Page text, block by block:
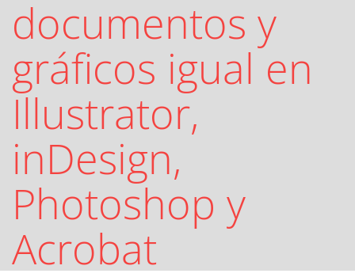
documentos y
gráficos igual en
Illustrator,
inDesign,
Photoshop y
Acrobat